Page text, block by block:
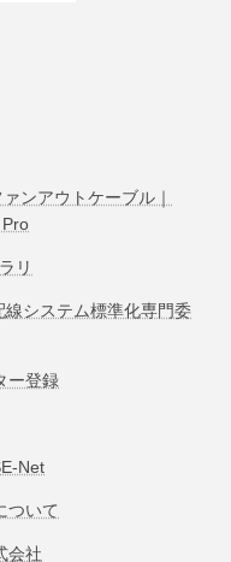
ンアウトケーブル｜
リ
線システム標準化専⾨委
ー登録
Net
ついて
会社